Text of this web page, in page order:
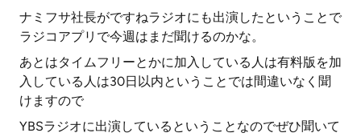
ナミフサ社長がですねラジオにも出演したということで
ラジコアプリで今週はまだ聞けるのかな。
あとはタイムフリーとかに加入している人は有料版を加
入している人は30日以内ということでは間違いなく聞
けますので
YBSラジオに出演しているということなのでぜひ聞いて